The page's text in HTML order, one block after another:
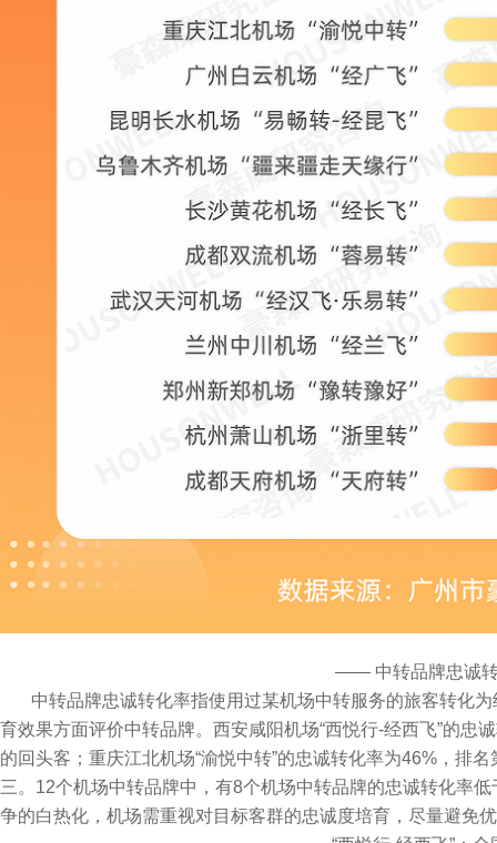
—— 中转品牌忠诚
中转品牌忠诚转化率指使用过某机场中转服务的旅客转化为
育效果方面评价中转品牌。西安咸阳机场“西悦行-经西飞”的忠
的回头客；重庆江北机场“渝悦中转”的忠诚转化率为46%，排
三。12个机场中转品牌中，有8个机场中转品牌的忠诚转化率
争的白热化，机场需重视对目标客群的忠诚度培育，尽量避免